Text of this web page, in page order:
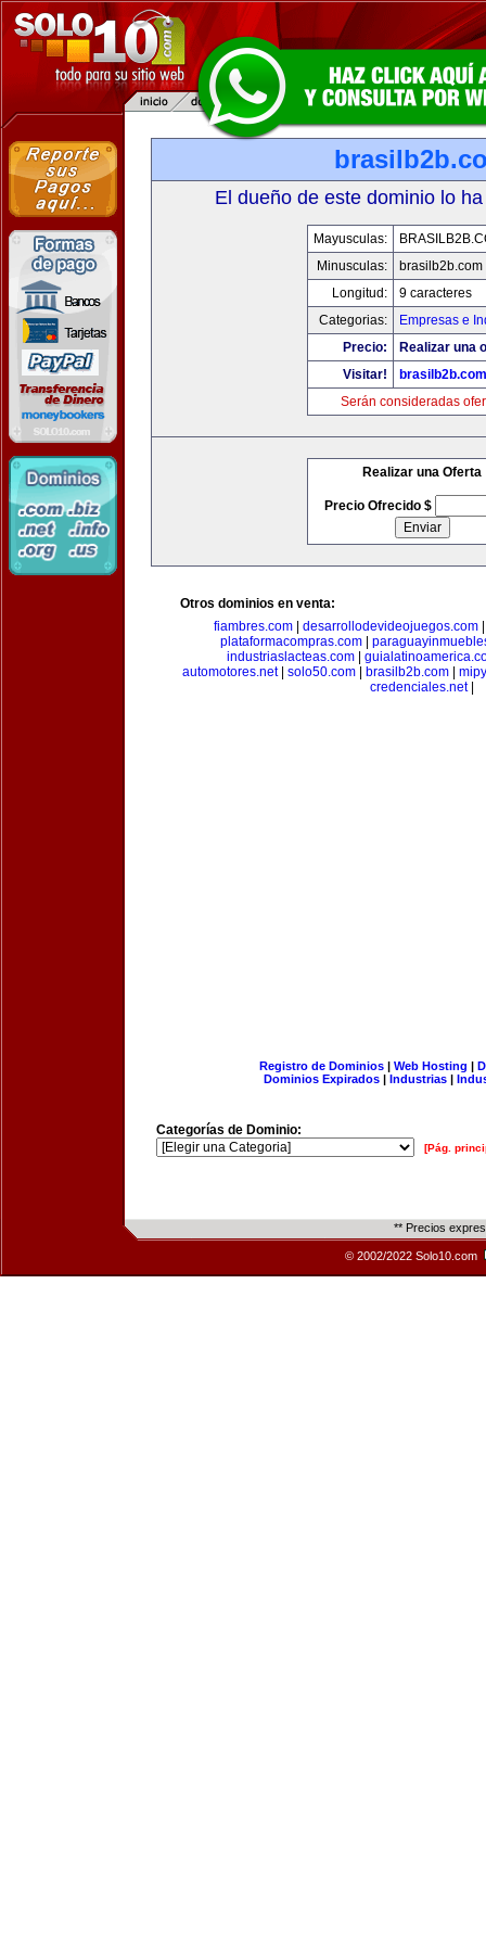
El dueño de este dominio lo
Mayusculas:
Minusculas:
brasilb2b.com
Longitud:
9 caracteres
Categorias:
Empresas e
Precio:
Realizar una
Visitar!
brasilb2b.com
Serán consideradas
Realizar una Oferta
Precio Ofrecido $
Otros dominios en venta:
fiambres.com| desarrollodevideojuegos.com
plataformacompras.com
industriaslacteas.com
automotores.net| solo50.com brasilb2b.com
credenciales.net|
Registro de Dominios| Web Hosting |
Dominios Expirados | Industrias |
Categorías de Dominio:
[Pág.
** Precios
© 2002/2022 Solo10.com